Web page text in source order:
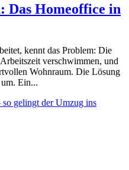
Homeoffice in
kennt das Problem: Die
verschwimmen, und
Wohnraum. Die Lösung
Ein...